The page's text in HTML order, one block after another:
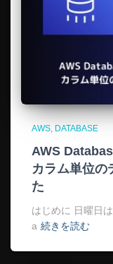
AWS DATABASE
AWS
カラム単位の
た
はじめに 日曜日
a 続きを読む